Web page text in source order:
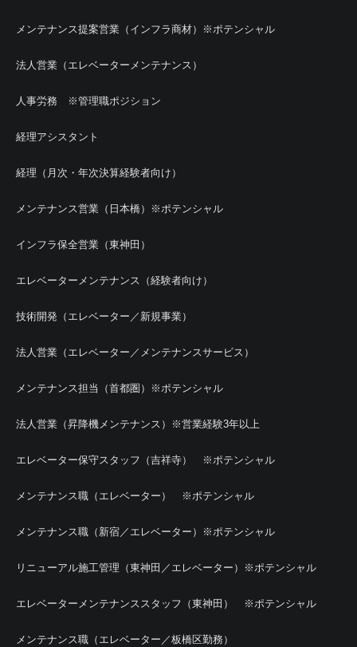
メンテナンス提案営業（インフラ商材）※ポテンシャル
法人営業（エレベーターメンテナンス）
人事労務 ※管理職ポジション
経理アシスタント
経理（月次・年次決算経験者向け）
メンテナンス営業（日本橋）※ポテンシャル
インフラ保全営業（東神田）
エレベーターメンテナンス（経験者向け）
技術開発（エレベーター／新規事業）
法人営業（エレベーター／メンテナンスサービス）
メンテナンス担当（首都圏）※ポテンシャル
法人営業（昇降機メンテナンス）※営業経験3年以上
エレベーター保守スタッフ（吉祥寺） ※ポテンシャル
メンテナンス職（エレベーター） ※ポテンシャル
メンテナンス職（新宿／エレベーター）※ポテンシャル
リニューアル施工管理（東神田／エレベーター）※ポテンシャル
エレベーターメンテナンススタッフ（東神田） ※ポテンシャル
メンテナンス職（エレベーター／板橋区勤務）